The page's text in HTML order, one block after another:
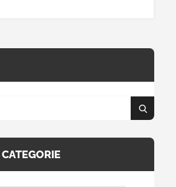
Search